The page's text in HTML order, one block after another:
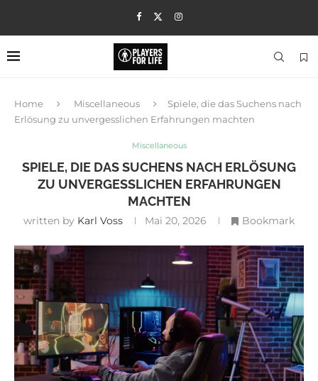
Home Miscellaneous
Spiele, die das Suchens nach
Erlösung zu unvergesslichen Erfahrungen machten
Miscellaneous
SPIELE, DIE DAS SUCHENS NACH ERLÖSUNG
ZU UNVERGESSLICHEN ERFAHRUNGEN
MACHTEN
written by Karl Voss Mai 20, 2026 Bookmark